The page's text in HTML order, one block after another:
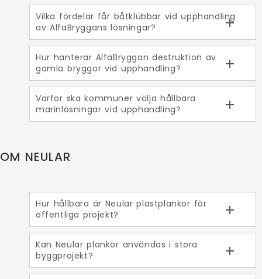
Vilka fördelar får båtklubbar vid upphandling
av AlfaBryggans lösningar?
Hur hanterar AlfaBryggan destruktion av
gamla bryggor vid upphandling?
Varför ska kommuner välja hållbara
marinlösningar vid upphandling?
OM NEULAR
Hur hållbara är Neular plastplankor för
offentliga projekt?
Kan Neular plankor användas i stora
byggprojekt?